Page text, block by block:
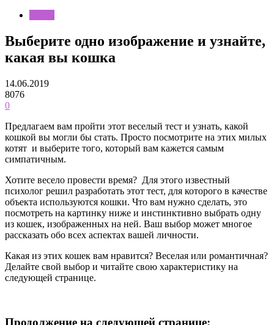
Выберите одно изображение и узнайте,
какая вы кошка
14.06.2019
8076
0
Предлагаем вам пройти этот веселый тест и узнать, какой
кошкой вы могли бы стать. Просто посмотрите на этих милых
котят и выберите того, который вам кажется самым
симпатичным.
Хотите весело провести время? Для этого известный
психолог решил разработать этот тест, для которого в качестве
объекта используются кошки. Что вам нужно сделать, это
посмотреть на картинку ниже и инстинктивно выбрать одну
из кошек, изображенных на ней. Ваш выбор может многое
рассказать обо всех аспектах вашей личности.
Какая из этих кошек вам нравится? Веселая или романтичная?
Делайте свой выбор и читайте свою характеристику на
следующей странице.
Продолжение на следующей странице: